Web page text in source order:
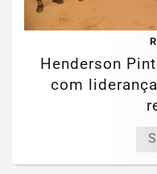
Henderson
com